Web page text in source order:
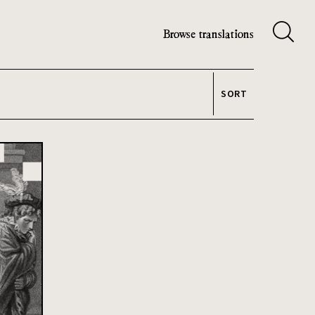
Browse translations
SORT